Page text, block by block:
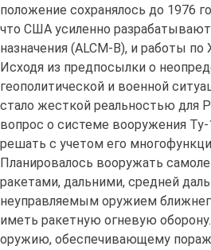
положение сохранялось до 1976
что США усиленно
назначения (ALCM-B), и работы
Исходя из предпосылки о
геополитической и военной
стало жесткой реальностью для
вопрос о системе вооружения Ту-
решать с учетом его
Планировалось вооружать
ракетами, дальними, средней
неуправляемым оружием
иметь ракетную огневую
оружию, обеспечивающему